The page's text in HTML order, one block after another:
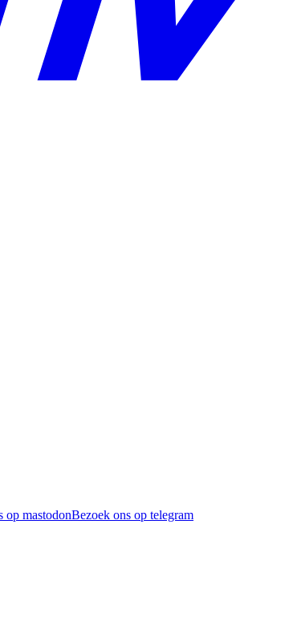
op mastodonBezoek ons op telegram